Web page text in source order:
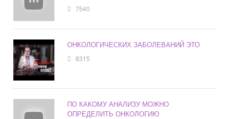
7540
ОНКОЛОГИЧЕСКИХ ЗАБОЛЕВАНИЙ ЭТО
8315
ПО КАКОМУ АНАЛИЗУ МОЖНО
ОПРЕДЕЛИТЬ ОНКОЛОГИЮ